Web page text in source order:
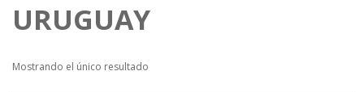
URUGUAY
Mostrando el único resultado